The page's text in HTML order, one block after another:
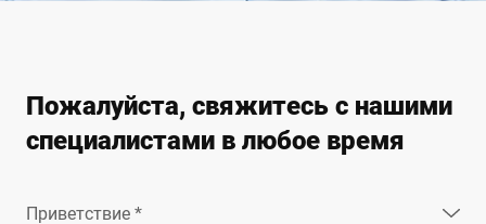
Пожалуйста, свяжитесь с нашими
специалистами в любое время
Приветствие *